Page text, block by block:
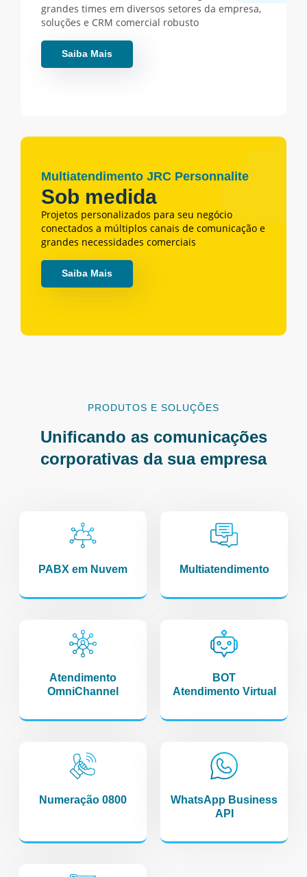
grandes times em diversos setores da empresa,
soluções e CRM comercial robusto
Saiba Mais
Multiatendimento JRC Personnalite
Sob medida
Projetos personalizados para seu negócio
conectados a múltiplos canais de comunicação e
grandes necessidades comerciais
Saiba Mais
PRODUTOS E SOLUÇÕES
Unificando as comunicações
corporativas da sua empresa
PABX em Nuvem Multiatendimento
Atendimento
OmniChannel
BOT
Atendimento Virtual
Numeração 0800
WhatsApp Business
API